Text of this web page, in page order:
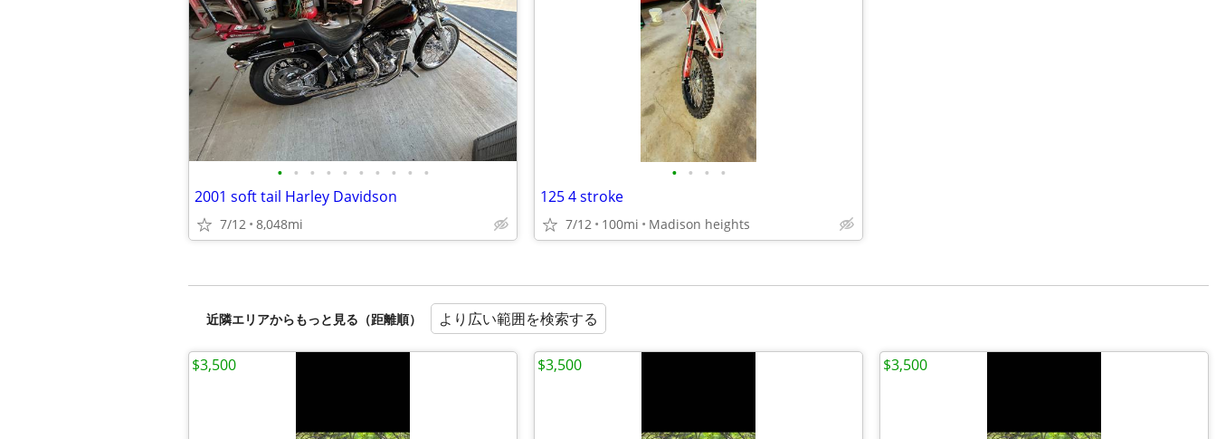
• • • • • • • • • •
2001 soft tail Harley Davidson
7/12 8,048mi
• • • •
125 4 stroke
7/12 100mi Madison heights
近隣エリアからもっと見る（距離順） より広い範囲を検索する
$3,500 $3,500 $3,500